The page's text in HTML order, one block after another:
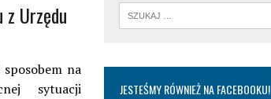
Urzędu
na
sytuacji
JESTEŚMY RÓWNIEŻ NA FACEBOOKU!